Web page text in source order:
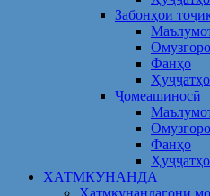
Забонҳои
Фанҳо
Ҳуҷҷатҳо
Ҷомеашиносӣ
Фанҳо
Ҳуҷҷатҳо
ХАТМКУНАНДА
Хатмкунандагони мо